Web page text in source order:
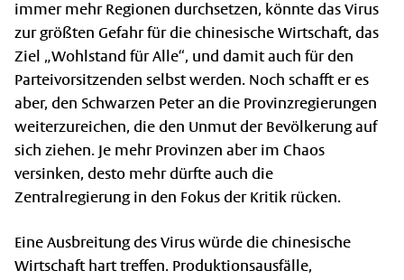
immer mehr Regionen durchsetzen, könnte das Virus
zur größten Gefahr für die chinesische Wirt­schaft, das
Ziel „Wohlstand für Alle“, und damit auch für den
Parteivorsitzenden selbst werden. Noch schafft er es
aber, den Schwarzen Peter an die Provinzregierungen
weiterzureichen, die den Unmut der Bevölkerung auf
sich ziehen. Je mehr Provinzen aber im Chaos
versinken, desto mehr dürfte auch die
Zentralregierung in den Fokus der Kritik rücken.
Eine Ausbreitung des Virus würde die chinesische
Wirtschaft hart treffen. Produktionsausfälle,